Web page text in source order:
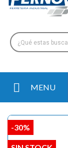
MENU
-30%